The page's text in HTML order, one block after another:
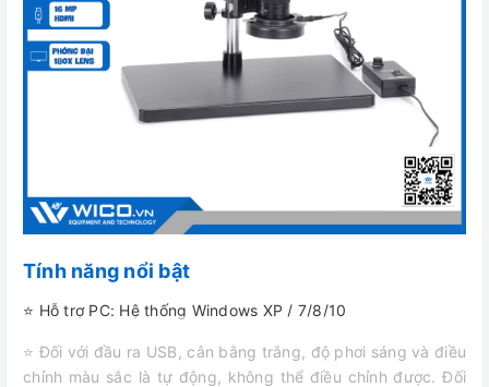
Tính năng nổi bật
⭐ Hỗ trợ PC: Hệ thống Windows XP / 7/8/10
⭐ Đối với đầu ra USB, cân bằng trắng, độ phơi sáng và điều
chỉnh màu sắc là tự động, không thể điều chỉnh được. Đối